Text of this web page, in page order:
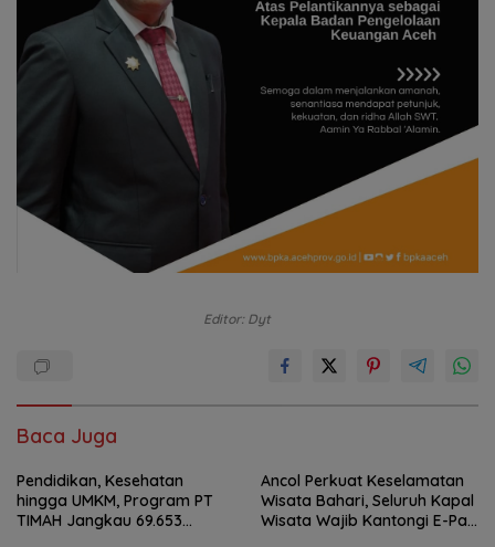
Editor: Dyt
Baca Juga
Pendidikan, Kesehatan
hingga UMKM, Program PT
TIMAH Jangkau 69.653
Ancol Perkuat Keselamatan
Wisata Bahari, Seluruh Kapal
Wisata Wajib Kantongi E-Pas